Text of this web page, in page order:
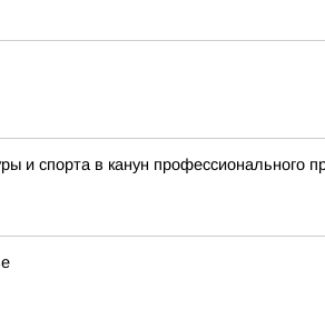
и спорта в канун профессионального